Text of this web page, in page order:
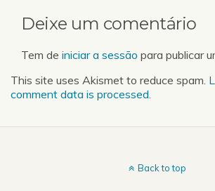
Deixe um comentário
Tem de iniciar a sessão para publicar
This site uses Akismet to reduce spam.
comment data is processed.
Back to top